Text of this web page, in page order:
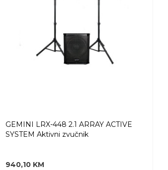
GEMINI LRX-448 2.1 ARRAY ACTIVE
SYSTEM Aktivni zvučnik
940,10 KM